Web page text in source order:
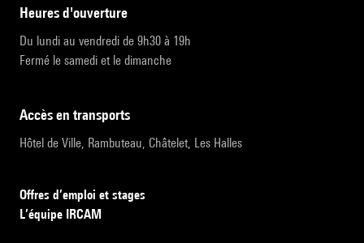
heures d'ouverture
Du lundi au vendredi de 9h30 à 19h
Fermé le samedi et le dimanche
accès en transports
Hôtel de Ville, Rambuteau, Châtelet, Les Halles
Offres d’emploi et stages
L’équipe IRCAM